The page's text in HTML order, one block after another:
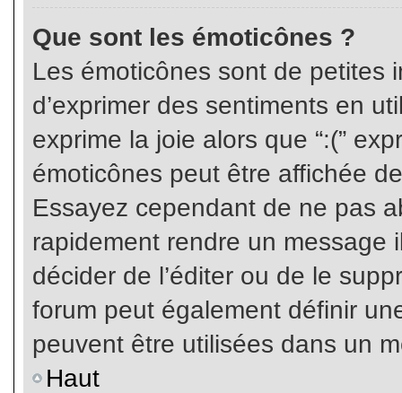
Que sont les émoticônes ?
Les émoticônes sont de petites
d’exprimer des sentiments en
exprime la joie alors que “:(”
émoticônes peut être affichée
Essayez cependant de ne pas
rapidement rendre un message
décider de l’éditer ou de le
forum peut également définir
peuvent être utilisées dans un
Haut